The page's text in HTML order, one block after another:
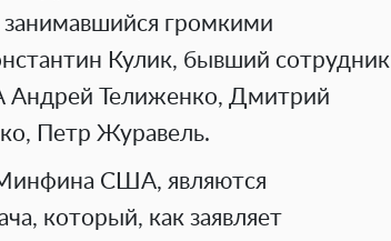
громкими
Кулик, бывший сотрудник
Андрей Телиженко, Дмитрий
Петр Журавель.
США, являются
который, как заявляет